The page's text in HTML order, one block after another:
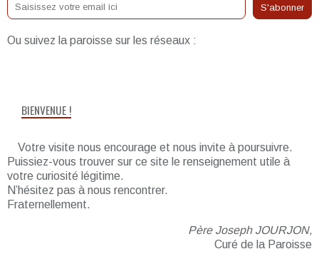
Ou suivez la paroisse sur les réseaux :
BIENVENUE !
Votre visite nous encourage et nous invite à poursuivre.
Puissiez-vous trouver sur ce site le renseignement utile à
votre curiosité légitime.
N’hésitez pas à nous rencontrer.
Fraternellement.
Père Joseph JOURJON,
Curé de la Paroisse